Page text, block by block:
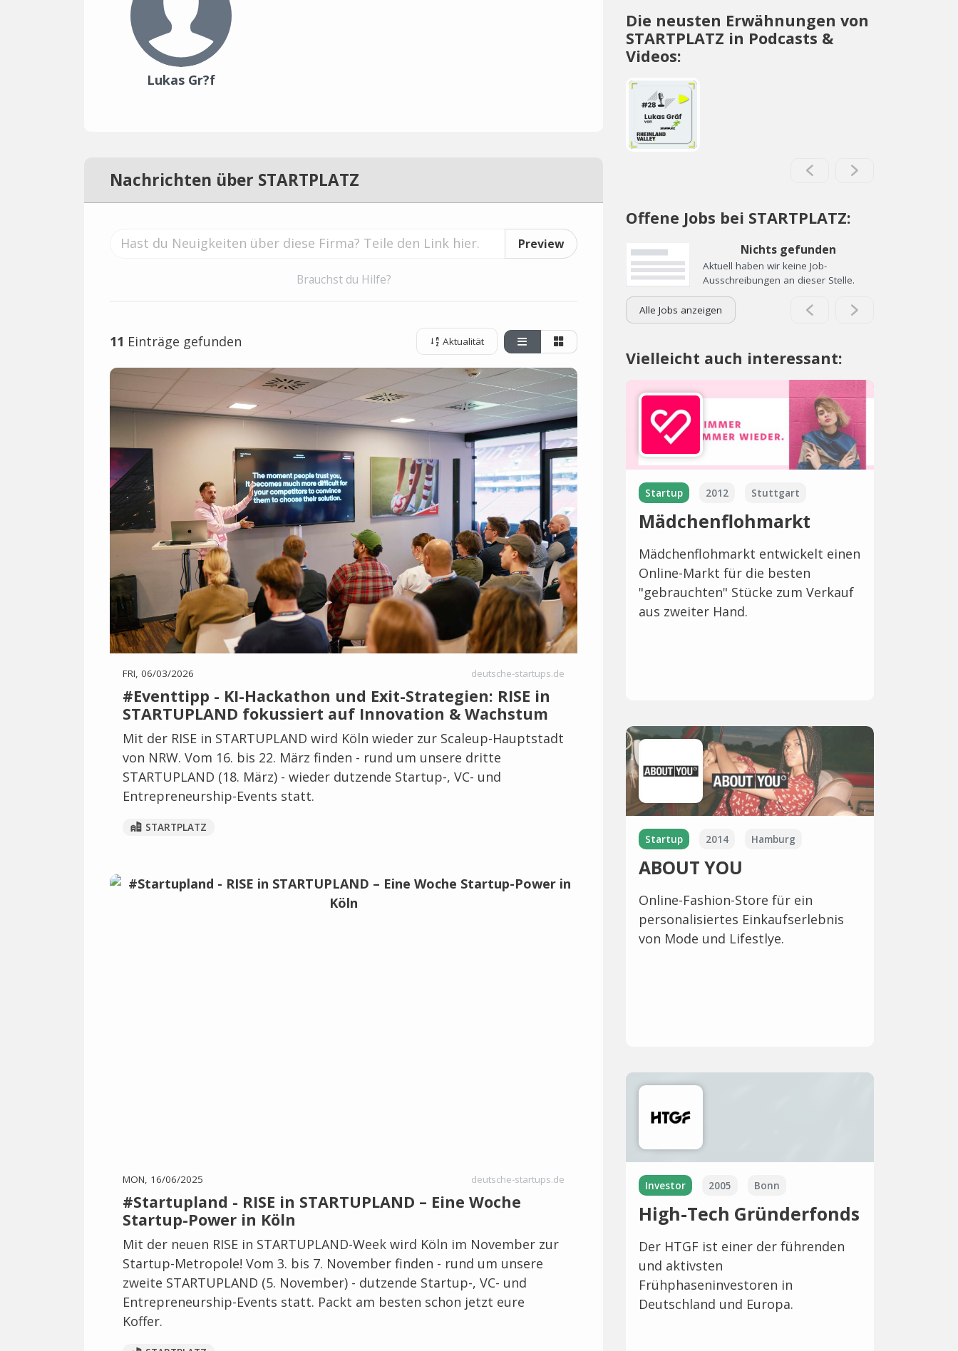
Lukas Gr?f
Nachrichten über STARTPLATZ
Preview
Brauchst du Hilfe?
11 Einträge gefunden Aktualität
FRI, 06/03/2026 deutsche-startups.de
#Eventtipp - KI-Hackathon und Exit-Strategien: RISE in
STARTUPLAND fokussiert auf Innovation & Wachstum
Mit der RISE in STARTUPLAND wird Köln wieder zur Scaleup-Hauptstadt
von NRW. Vom 16. bis 22. März finden - rund um unsere dritte
STARTUPLAND (18. März) - wieder dutzende Startup-, VC- und
Entrepreneurship-Events statt.
STARTPLATZ
MON, 16/06/2025 deutsche-startups.de
#Startupland - RISE in STARTUPLAND – Eine Woche
Startup-Power in Köln
Mit der neuen RISE in STARTUPLAND-Week wird Köln im November zur
Startup-Metropole! Vom 3. bis 7. November finden - rund um unsere
zweite STARTUPLAND (5. November) - dutzende Startup-, VC- und
Entrepreneurship-Events statt. Packt am besten schon jetzt eure
Koffer.
Die neusten Erwähnungen von
STARTPLATZ in Podcasts &
Videos:
Offene Jobs bei STARTPLATZ:
Nichts gefunden
Aktuell haben wir keine Job-
Ausschreibungen an dieser Stelle.
Alle Jobs anzeigen
Vielleicht auch interessant:
Startup 2012 Stuttgart
Mädchenflohmarkt
Mädchenflohmarkt entwickelt einen
Online-Markt für die besten
"gebrauchten" Stücke zum Verkauf
aus zweiter Hand.
Startup 2014 Hamburg
ABOUT YOU
Online-Fashion-Store für ein
personalisiertes Einkaufserlebnis
von Mode und Lifestlye.
Investor 2005 Bonn
High-Tech Gründerfonds
Der HTGF ist einer der führenden
und aktivsten
Frühphaseninvestoren in
Deutschland und Europa.